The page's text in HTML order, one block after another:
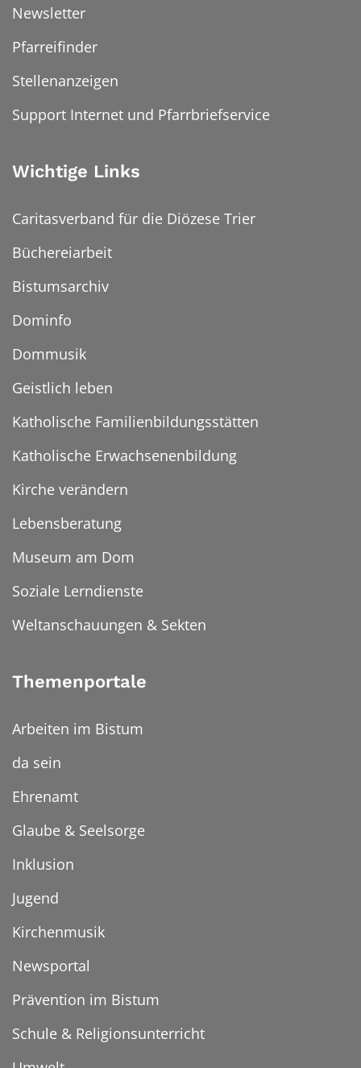
Newsletter
Pfarreifinder
Stellenanzeigen
Support Internet und Pfarrbriefservice
Wichtige Links
Caritasverband für die Diözese Trier
Büchereiarbeit
Bistumsarchiv
Dominfo
Dommusik
Geistlich leben
Katholische Familienbildungsstätten
Katholische Erwachsenenbildung
Kirche verändern
Lebensberatung
Museum am Dom
Soziale Lerndienste
Weltanschauungen & Sekten
Themenportale
Arbeiten im Bistum
da sein
Ehrenamt
Glaube & Seelsorge
Inklusion
Jugend
Kirchenmusik
Newsportal
Prävention im Bistum
Schule & Religionsunterricht